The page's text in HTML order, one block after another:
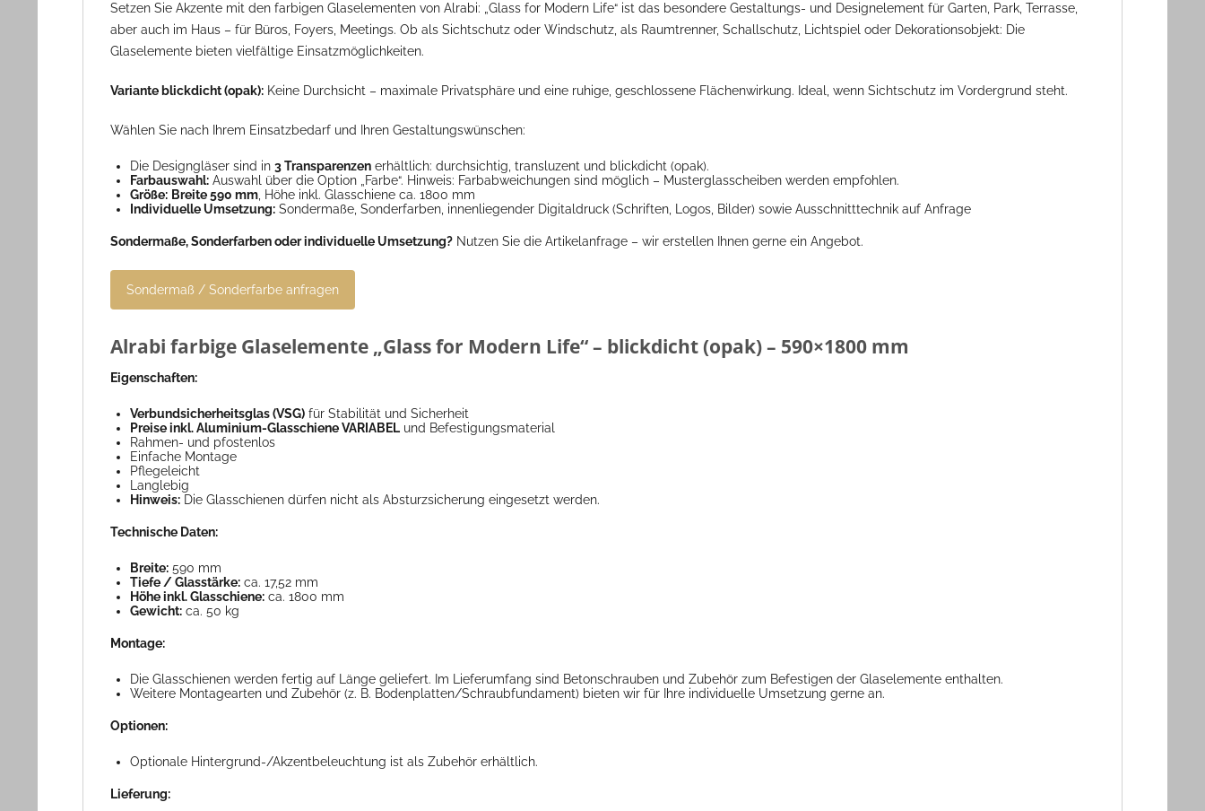
Setzen Sie Akzente mit den farbigen Glaselementen von Alrabi: „Glass for Modern Life“ ist das besondere Gestaltungs- und Designelement für Garten, Park, Terrasse,
aber auch im Haus – für Büros, Foyers, Meetings. Ob als Sichtschutz oder Windschutz, als Raumtrenner, Schallschutz, Lichtspiel oder Dekorationsobjekt: Die
Glaselemente bieten vielfältige Einsatzmöglichkeiten.
Variante blickdicht (opak): Keine Durchsicht – maximale Privatsphäre und eine ruhige, geschlossene Flächenwirkung. Ideal, wenn Sichtschutz im Vordergrund steht.
Wählen Sie nach Ihrem Einsatzbedarf und Ihren Gestaltungswünschen:
Die Designgläser sind in 3 Transparenzen erhältlich: durchsichtig, transluzent und blickdicht (opak).
Farbauswahl: Auswahl über die Option „Farbe“. Hinweis: Farbabweichungen sind möglich – Musterglasscheiben werden empfohlen.
Größe: Breite 590 mm , Höhe inkl. Glasschiene ca. 1800 mm
Individuelle Umsetzung: Sondermaße, Sonderfarben, innenliegender Digitaldruck (Schriften, Logos, Bilder) sowie Ausschnitttechnik auf Anfrage
Sondermaße, Sonderfarben oder individuelle Umsetzung? Nutzen Sie die Artikelanfrage – wir erstellen Ihnen gerne ein Angebot.
Sondermaß / Sonderfarbe anfragen
Alrabi farbige Glaselemente „Glass for Modern Life“ – blickdicht (opak) – 590×1800 mm
Eigenschaften:
Verbundsicherheitsglas (VSG) für Stabilität und Sicherheit
Preise inkl. Aluminium-Glasschiene VARIABEL und Befestigungsmaterial
Rahmen- und pfostenlos
Einfache Montage
Pflegeleicht
Langlebig
Hinweis: Die Glasschienen dürfen nicht als Absturzsicherung eingesetzt werden.
Technische Daten:
Breite: 590 mm
Tiefe / Glasstärke: ca. 17,52 mm
Höhe inkl. Glasschiene: ca. 1800 mm
Gewicht: ca. 50 kg
Montage:
Die Glasschienen werden fertig auf Länge geliefert. Im Lieferumfang sind Betonschrauben und Zubehör zum Befestigen der Glaselemente enthalten.
Weitere Montagearten und Zubehör (z. B. Bodenplatten/Schraubfundament) bieten wir für Ihre individuelle Umsetzung gerne an.
Optionen:
Optionale Hintergrund-/Akzentbeleuchtung ist als Zubehör erhältlich.
Lieferung: